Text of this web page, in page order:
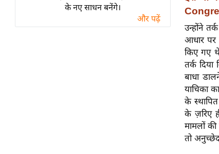
राशिफल
विशेष
के नए साधन बनेंगे।
और पढ़ें
उन्होंने
आधार पर
किए गए
तर्क
बाधा
याचिका
के
के ज़रिए
मामलों की
तो